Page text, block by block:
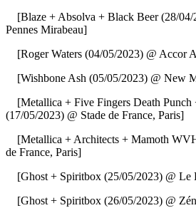
[Blaze + Absolva + Black Beer (28/04/
Pennes Mirabeau]
[Roger Waters (04/05/2023) @ Accor
[Wishbone Ash (05/05/2023) @ New
[Metallica + Five Fingers Death
(17/05/2023) @ Stade de France, Paris]
[Metallica + Architects + Mamoth
de France, Paris]
[Ghost + Spiritbox (25/05/2023) @ Le
[Ghost + Spiritbox (26/05/2023) @